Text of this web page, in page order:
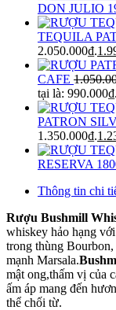
DON JULIO
TEQUILA
2.050.000₫.
CAFE
tại là: 990.000₫.
PATRON
1.350.000₫.
RESERVA
Thông tin chi
Rượu Bushmill
whiskey hảo hạng
trong thùng
mạnh Marsala.
mật ong,thấm vị của
ấm áp mang đến
thể chối từ.